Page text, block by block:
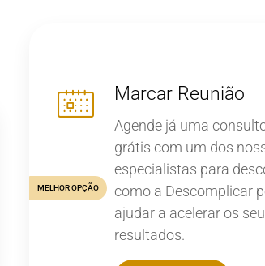
Marcar Reunião
Agende já uma
grátis com um dos
especialistas para
como a Descomplicar
ajudar a acelerar os
resultados.
MELHOR OPÇÃO